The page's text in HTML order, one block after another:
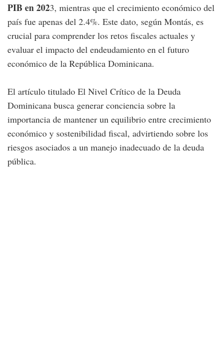
PIB en 2023, mientras que el crecimiento económico del
país fue apenas del 2.4%. Este dato, según Montás, es
crucial para comprender los retos fiscales actuales y
evaluar el impacto del endeudamiento en el futuro
económico de la República Dominicana.
El artículo titulado El Nivel Crítico de la Deuda
Dominicana busca generar conciencia sobre la
importancia de mantener un equilibrio entre crecimiento
económico y sostenibilidad fiscal, advirtiendo sobre los
riesgos asociados a un manejo inadecuado de la deuda
pública.